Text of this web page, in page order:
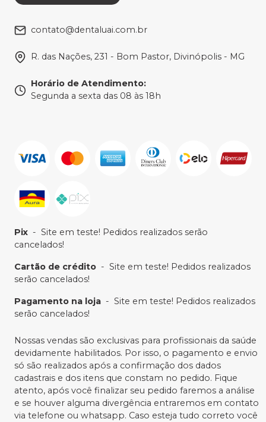
contato@dentaluai.com.br
R. das Nações, 231 - Bom Pastor, Divinópolis - MG
Horário de Atendimento:
Segunda a sexta das 08 às 18h
Pix - Site em teste! Pedidos realizados serão
cancelados!
Cartão de crédito - Site em teste! Pedidos realizados
serão cancelados!
Pagamento na loja - Site em teste! Pedidos realizados
serão cancelados!
Nossas vendas são exclusivas para profissionais da saúde
devidamente habilitados. Por isso, o pagamento e envio
só são realizados após a confirmação dos dados
cadastrais e dos itens que constam no pedido. Fique
atento, após você finalizar seu pedido faremos a análise
e se houver alguma divergência entraremos em contato
via telefone ou whatsapp. Caso esteja tudo correto você